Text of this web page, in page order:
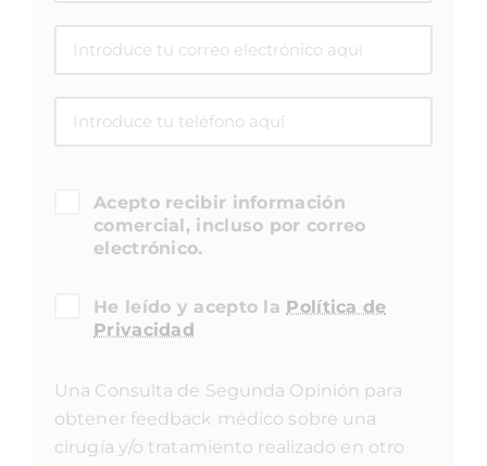
Acepto recibir información
comercial, incluso por correo
electrónico.
He leído y acepto la Política de
Privacidad
Una Consulta de Segunda Opinión para
obtener feedback médico sobre una
cirugía y/o tratamiento realizado en otro